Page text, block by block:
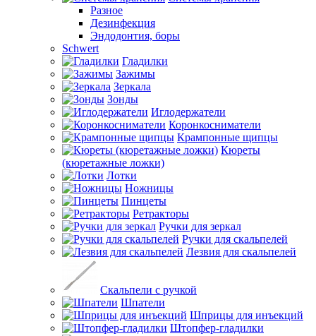
Разное
Дезинфекция
Эндодонтия, боры
Schwert
Гладилки
Зажимы
Зеркала
Зонды
Иглодержатели
Коронкосниматели
Крампонные щипцы
Кюреты
(кюретажные ложки)
Лотки
Ножницы
Пинцеты
Ретракторы
Ручки для зеркал
Ручки для скальпелей
Лезвия для скальпелей
Скальпели с ручкой
Шпатели
Шприцы для инъекций
Штопфер-гладилки